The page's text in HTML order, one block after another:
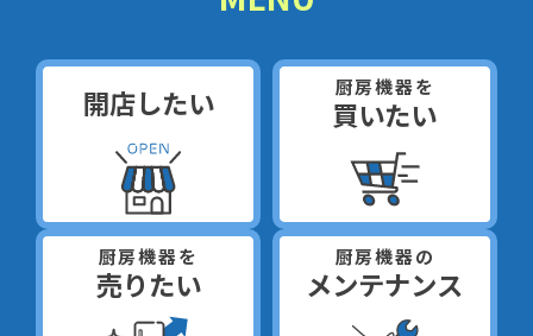
開店したい 厨房機器を
買いたい
厨房機器を
売りたい
厨房機器の
メンテナンス